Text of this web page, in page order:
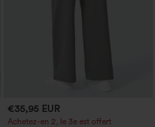
€35,95 EUR
Achetez-en 2, le 3e est offert